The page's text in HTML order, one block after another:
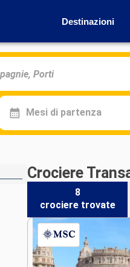
Destinazioni
Mesi di partenza
Crociere
8
crociere trovate